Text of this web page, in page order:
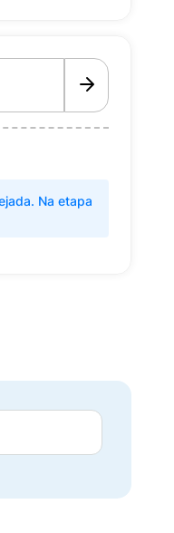
Na etapa